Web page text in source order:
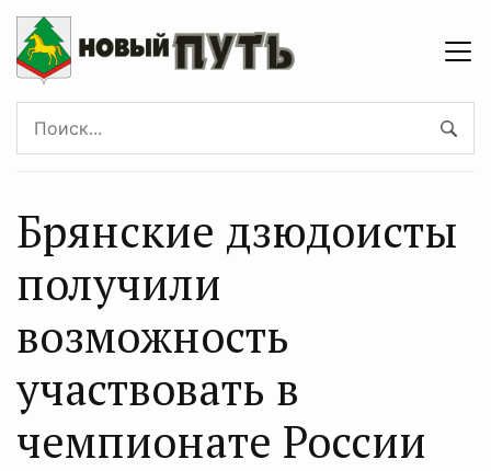
Брянские дзюдоисты
получили
возможность
участвовать в
чемпионате России